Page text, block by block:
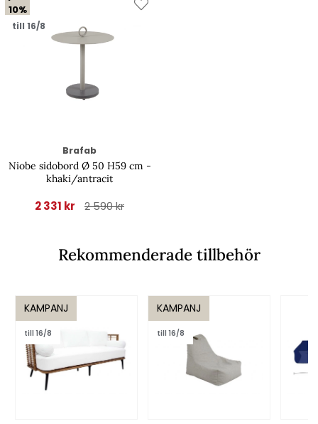
10%
till 16/8
Brafab
Niobe sidobord Ø 50 H59 cm -
khaki/antracit
2 331 kr 2 590 kr
Rekommenderade tillbehör
KAMPANJ
till 16/8
KAMPANJ
till 16/8